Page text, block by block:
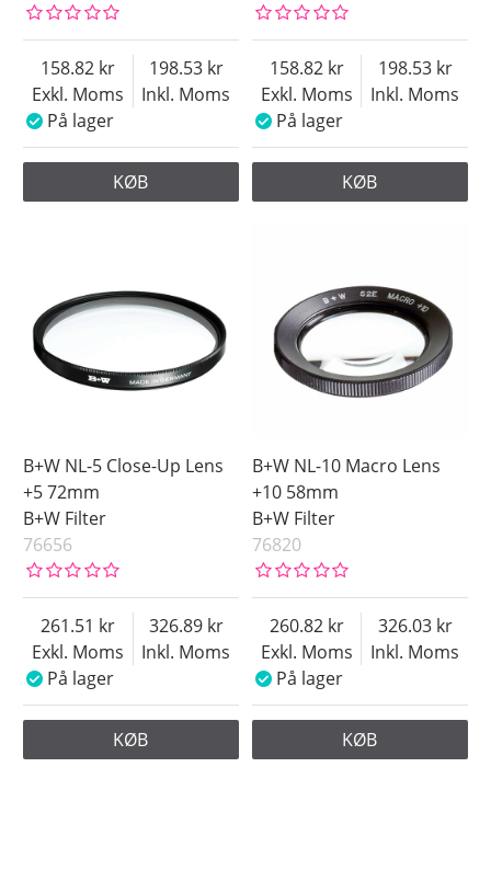
Exkl. Moms
158.82
Inkl. Moms
198.53
På lager
KØB
Exkl. Moms
158.82
Inkl. Moms
198.53
På lager
KØB
B+W NL-5 Close-Up Lens
+5 72mm
B+W Filter
76656
Exkl. Moms
261.51
Inkl. Moms
326.89
På lager
KØB
B+W NL-10 Macro Lens
+10 58mm
B+W Filter
76820
Exkl. Moms
260.82
Inkl. Moms
326.03
På lager
KØB